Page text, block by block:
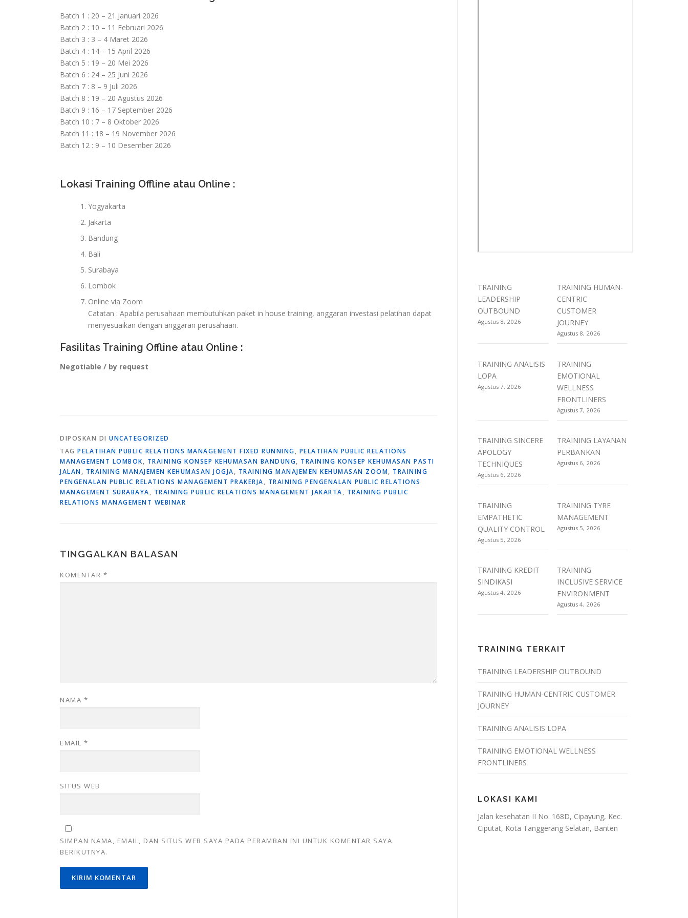
Batch 1 : 20 – 21 Januari 2026
Batch 2 : 10 – 11 Februari 2026
Batch 3 : 3 – 4 Maret 2026
Batch 4 : 14 – 15 April 2026
Batch 5 : 19 – 20 Mei 2026
Batch 6 : 24 – 25 Juni 2026
Batch 7 : 8 – 9 Juli 2026
Batch 8 : 19 – 20 Agustus 2026
Batch 9 : 16 – 17 September 2026
Batch 10 : 7 – 8 Oktober 2026
Batch 11 : 18 – 19 November 2026
Batch 12 : 9 – 10 Desember 2026
Lokasi Training Offline atau Online :
Yogyakarta
Jakarta
Bandung
Bali
Surabaya
Lombok
Online via Zoom
Catatan : Apabila perusahaan membutuhkan paket in house training, anggaran investasi pelatihan dapat
menyesuaikan dengan anggaran perusahaan.
Fasilitas Training Offline atau Online :
Negotiable / by request
DIPOSKAN DI UNCATEGORIZED
TAG PELATIHAN PUBLIC RELATIONS MANAGEMENT FIXED RUNNING, PELATIHAN PUBLIC RELATIONS
MANAGEMENT LOMBOK, TRAINING KONSEP KEHUMASAN BANDUNG, TRAINING KONSEP KEHUMASAN PASTI
JALAN, TRAINING MANAJEMEN KEHUMASAN JOGJA, TRAINING MANAJEMEN KEHUMASAN ZOOM, TRAINING
PENGENALAN PUBLIC RELATIONS MANAGEMENT PRAKERJA, TRAINING PENGENALAN PUBLIC RELATIONS
MANAGEMENT SURABAYA, TRAINING PUBLIC RELATIONS MANAGEMENT JAKARTA, TRAINING PUBLIC
RELATIONS MANAGEMENT WEBINAR
TINGGALKAN BALASAN
KOMENTAR *
NAMA *
EMAIL *
SITUS WEB
SIMPAN NAMA, EMAIL, DAN SITUS WEB SAYA PADA PERAMBAN INI UNTUK KOMENTAR SAYA
BERIKUTNYA.
TRAINING
LEADERSHIP
OUTBOUND
Agustus 8, 2026
TRAINING HUMAN-
CENTRIC
CUSTOMER
JOURNEY
Agustus 8, 2026
TRAINING ANALISIS
LOPA
Agustus 7, 2026
TRAINING
EMOTIONAL
WELLNESS
FRONTLINERS
Agustus 7, 2026
TRAINING SINCERE
APOLOGY
TECHNIQUES
Agustus 6, 2026
TRAINING LAYANAN
PERBANKAN
Agustus 6, 2026
TRAINING
EMPATHETIC
QUALITY CONTROL
Agustus 5, 2026
TRAINING TYRE
MANAGEMENT
Agustus 5, 2026
TRAINING KREDIT
SINDIKASI
Agustus 4, 2026
TRAINING
INCLUSIVE SERVICE
ENVIRONMENT
Agustus 4, 2026
TRAINING TERKAIT
TRAINING LEADERSHIP OUTBOUND
TRAINING HUMAN-CENTRIC CUSTOMER
JOURNEY
TRAINING ANALISIS LOPA
TRAINING EMOTIONAL WELLNESS
FRONTLINERS
LOKASI KAMI
Jalan kesehatan II No. 168D, Cipayung, Kec.
Ciputat, Kota Tanggerang Selatan, Banten